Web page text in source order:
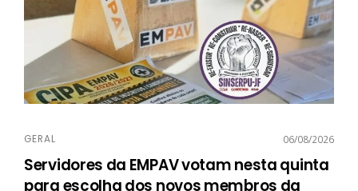
GERAL 06/08/2026
Servidores da EMPAV votam nesta quinta
para escolha dos novos membros da